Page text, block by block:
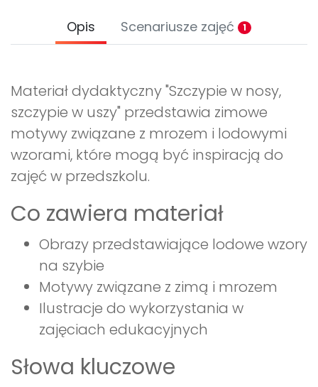
Opis Scenariusze zajęć 1
Materiał dydaktyczny "Szczypie w nosy,
szczypie w uszy" przedstawia zimowe
motywy związane z mrozem i lodowymi
wzorami, które mogą być inspiracją do
zajęć w przedszkolu.
Co zawiera materiał
Obrazy przedstawiające lodowe wzory
na szybie
Motywy związane z zimą i mrozem
Ilustracje do wykorzystania w
zajęciach edukacyjnych
Słowa kluczowe